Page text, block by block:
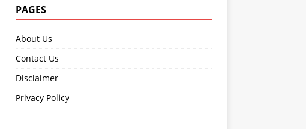
PAGES
About Us
Contact Us
Disclaimer
Privacy Policy